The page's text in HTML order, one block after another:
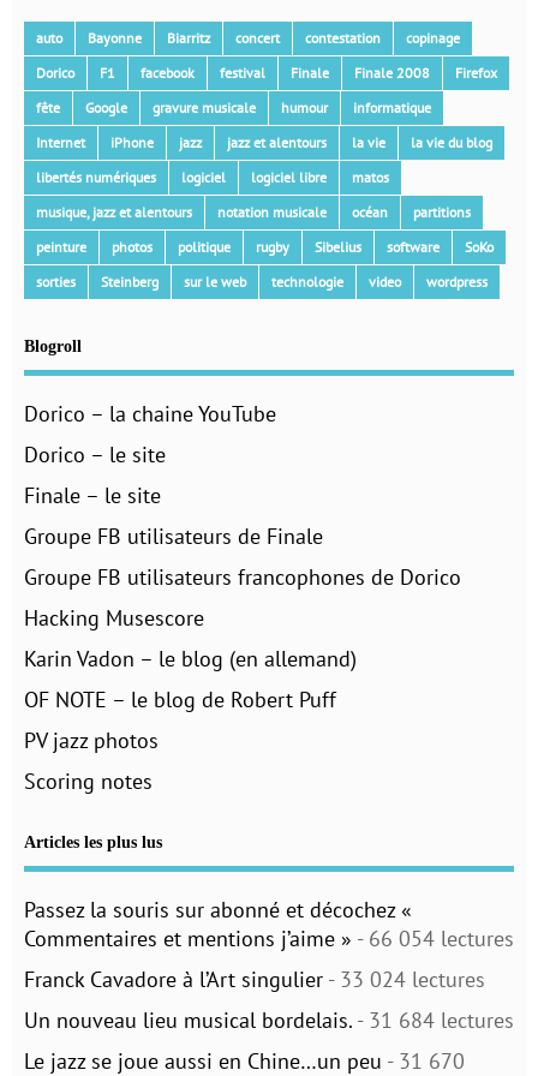
auto Bayonne Biarritz concert contestation
copinage
Dorico
F1 facebook festival Finale Finale 2008
Firefox
fête
Google gravure musicale humour
informatique
Internet
iPhone jazz jazz et alentours la vie
la vie du blog
libertés numériques
logiciel logiciel libre
matos
musique, jazz et alentours
notation musicale océan
partitions
peinture
photos politique rugby Sibelius software
SoKo
sorties
Steinberg sur le web technologie video wordpress
Blogroll
Dorico – la chaine YouTube
Dorico – le site
Finale – le site
Groupe FB utilisateurs de Finale
Groupe FB utilisateurs francophones de Dorico
Hacking Musescore
Karin Vadon – le blog (en allemand)
OF NOTE – le blog de Robert Puff
PV jazz photos
Scoring notes
Articles les plus lus
Passez la souris sur abonné et décochez «
Commentaires et mentions j’aime » - 66 054 lectures
Franck Cavadore à l’Art singulier - 33 024 lectures
Un nouveau lieu musical bordelais. - 31 684 lectures
Le jazz se joue aussi en Chine…un peu - 31 670